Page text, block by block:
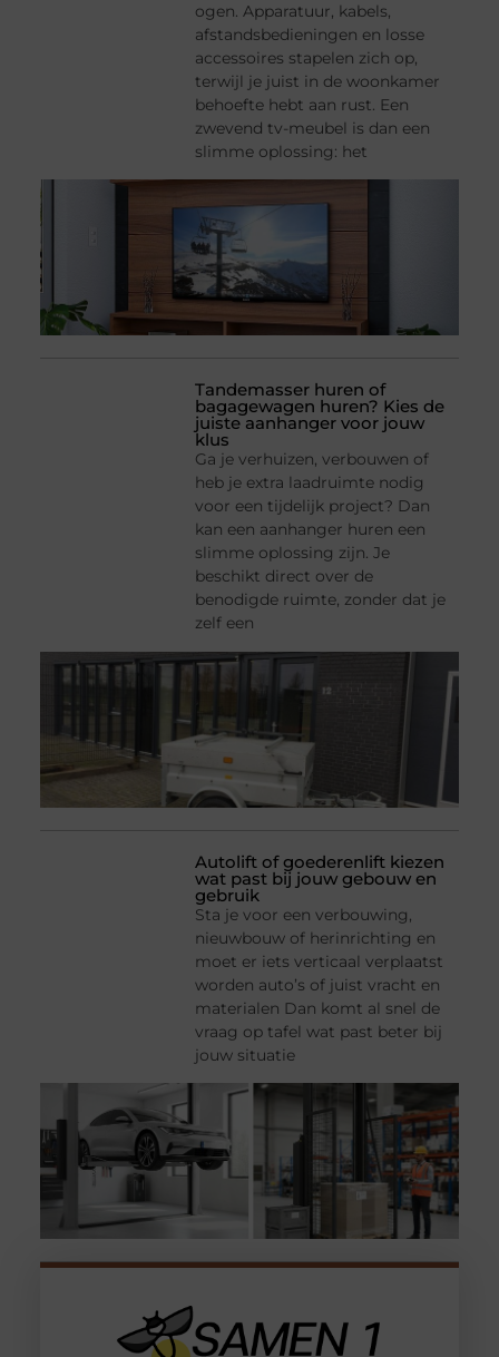
ogen. Apparatuur, kabels,
afstandsbedieningen en losse
accessoires stapelen zich op,
terwijl je juist in de woonkamer
behoefte hebt aan rust. Een
zwevend tv-meubel is dan een
slimme oplossing: het
Tandemasser huren of
bagagewagen huren? Kies de
juiste aanhanger voor jouw
klus
Ga je verhuizen, verbouwen of
heb je extra laadruimte nodig
voor een tijdelijk project? Dan
kan een aanhanger huren een
slimme oplossing zijn. Je
beschikt direct over de
benodigde ruimte, zonder dat je
zelf een
Autolift of goederenlift kiezen
wat past bij jouw gebouw en
gebruik
Sta je voor een verbouwing,
nieuwbouw of herinrichting en
moet er iets verticaal verplaatst
worden auto’s of juist vracht en
materialen Dan komt al snel de
vraag op tafel wat past beter bij
jouw situatie